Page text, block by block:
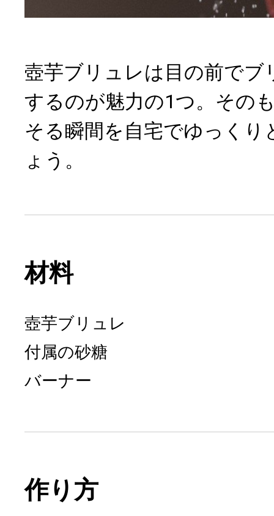
壺芋ブリュレは目の前でブ
するのが魅力の1つ。その
そる瞬間を自宅でゆっくり
ょう。
材料
壺芋ブリュレ
付属の砂糖
バーナー
作り方